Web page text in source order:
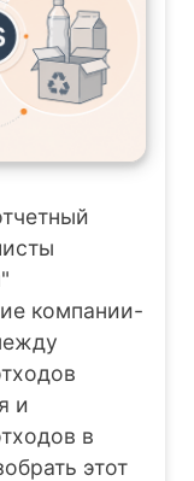
компании-
и
в
этот